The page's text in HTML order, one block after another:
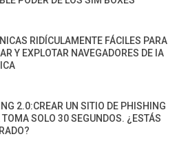
RIDÍCULAMENTE FÁCILES PARA
Y EXPLOTAR NAVEGADORES DE IA
2.0:CREAR UN SITIO DE PHISHING
TOMA SOLO 30 SEGUNDOS. ¿ESTÁS